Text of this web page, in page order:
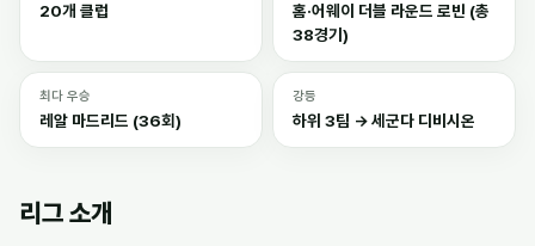
20개 클럽
홈·어웨이 더블 라운드 로빈 (총
38경기)
최다 우승
레알 마드리드 (36회)
강등
하위 3팀 → 세군다 디비시온
리그 소개